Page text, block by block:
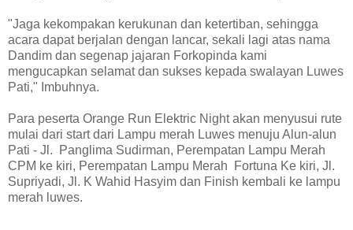
"Jaga kekompakan kerukunan dan ketertiban, sehingga
acara dapat berjalan dengan lancar, sekali lagi atas nama
Dandim dan segenap jajaran Forkopinda kami
mengucapkan selamat dan sukses kepada swalayan Luwes
Pati," Imbuhnya.
Para peserta Orange Run Elektric Night akan menyusui rute
mulai dari start dari Lampu merah Luwes menuju Alun-alun
Pati - Jl. Panglima Sudirman, Perempatan Lampu Merah
CPM ke kiri, Perempatan Lampu Merah Fortuna Ke kiri, Jl.
Supriyadi, Jl. K Wahid Hasyim dan Finish kembali ke lampu
merah luwes.